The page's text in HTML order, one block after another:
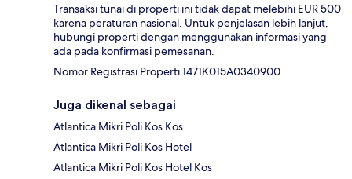
Transaksi tunai di properti ini tidak dapat melebihi EUR 500
karena peraturan nasional. Untuk penjelasan lebih lanjut,
hubungi properti dengan menggunakan informasi yang
ada pada konfirmasi pemesanan.
Nomor Registrasi Properti 1471Κ015A0340900
Juga dikenal sebagai
Atlantica Mikri Poli Kos Kos
Atlantica Mikri Poli Kos Hotel
Atlantica Mikri Poli Kos Hotel Kos